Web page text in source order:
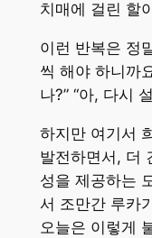
치매에 걸린 할
이런 반복은 정
씩 해야 하니까
나?” “아, 다시
하지만 여기서
발전하면서, 더
성을 제공하는
서 조만간 루카
오늘은 이렇게